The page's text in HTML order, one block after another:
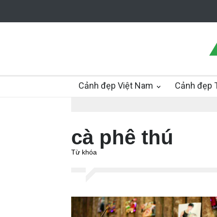
Cảnh đẹp Việt Nam Cảnh đẹp
cà phê thú
Từ khóa